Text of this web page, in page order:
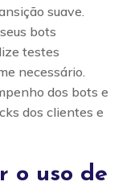
suave.
bots
testes
necessário.
dos bots e
dos clientes e
o uso de